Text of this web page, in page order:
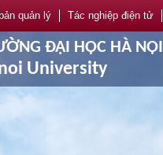
quản lý Tác nghiệp điện tử
ĐẠI HỌC HÀ NỘI
University